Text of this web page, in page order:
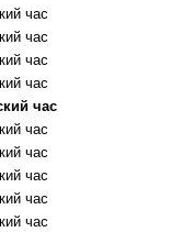
час
час
час
час
час
час
час
час
час
час